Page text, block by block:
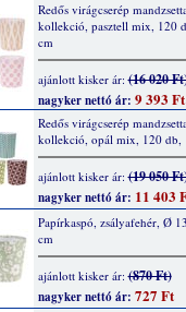
Redős virágcserép
kollekció, pasztell mix, 120
cm
ajánlott kisker ár:(16 020
nagyker nettó ár: 9 393 Ft
Redős virágcserép
kollekció, opál mix, 120 db,
ajánlott kisker ár:(19 050
nagyker nettó ár: 11 403
Papírkaspó, zsályafehér, Ø
cm
ajánlott kisker ár:(870 Ft)
nagyker nettó ár: 727 Ft